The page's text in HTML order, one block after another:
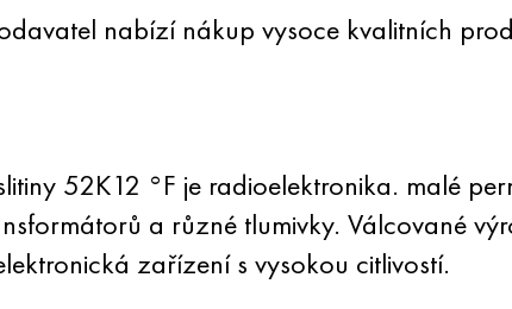
nabízí nákup vysoce kvalitních
52K12 °F je radioelektronika. malé
a různé tlumivky. Válcované
zařízení s vysokou citlivostí.